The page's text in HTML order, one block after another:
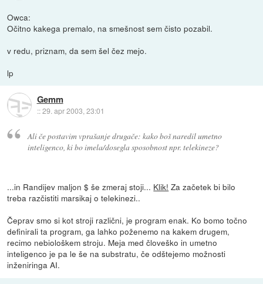
Owca:
Očitno kakega premalo, na smešnost sem čisto pozabil.
v redu, priznam, da sem šel čez mejo.
lp
Gemm
::29. apr 2003, 23:01
Ali če postavim vprašanje drugače: kako boš naredil umetno
inteligenco, ki bo imela/dosegla sposobnost npr. telekineze?
...in Randijev maljon $ še zmeraj stoji... Klik! Za začetek bi bilo
treba razčistiti marsikaj o telekinezi..
Čeprav smo si kot stroji različni, je program enak. Ko bomo točno
definirali ta program, ga lahko poženemo na kakem drugem,
recimo nebiološkem stroju. Meja med človeško in umetno
inteligenco je pa le še na substratu, če odštejemo možnosti
inženiringa AI.